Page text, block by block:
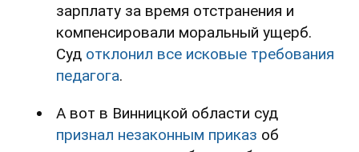
зарплату за время отстранения и
компенсировали моральный ущерб.
Суд отклонил все исковые требования
педагога.
А вот в Винницкой области суд
признал незаконным приказ об